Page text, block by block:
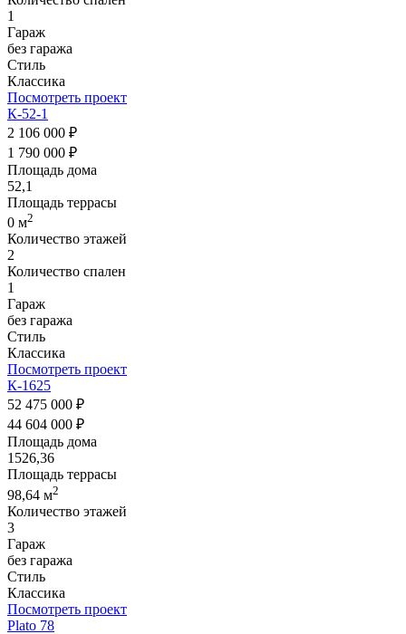
1
Гараж
без гаража
Стиль
Классика
Посмотреть проект
К-52-1
2 106 000 ₽
1 790 000 ₽
Площадь дома
52,1
Площадь террасы
0 м2
Количество этажей
2
Количество спален
1
Гараж
без гаража
Стиль
Классика
Посмотреть проект
К-1625
52 475 000 ₽
44 604 000 ₽
Площадь дома
1526,36
Площадь террасы
98,64 м2
Количество этажей
3
Гараж
без гаража
Стиль
Классика
Посмотреть проект
Plato 78